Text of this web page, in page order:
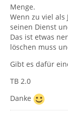
Menge.
Wenn zu viel
seinen Dienst
Das ist etwas
löschen muss
Gibt es dafür
TB 2.0
Danke